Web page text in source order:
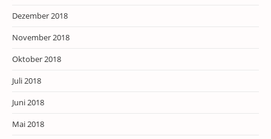
Dezember 2018
November 2018
Oktober 2018
Juli 2018
Juni 2018
Mai 2018